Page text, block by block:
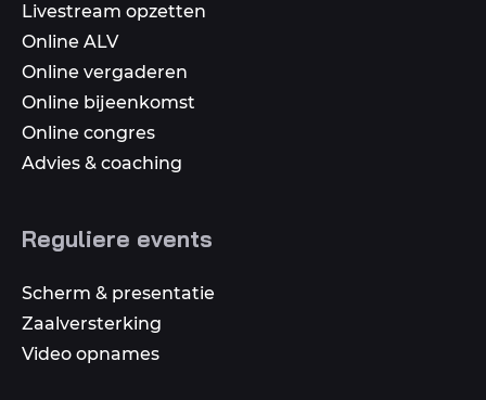
Livestream opzetten
Online ALV
Online vergaderen
Online bijeenkomst
Online congres
Advies & coaching
Reguliere events
Scherm & presentatie
Zaalversterking
Video opnames